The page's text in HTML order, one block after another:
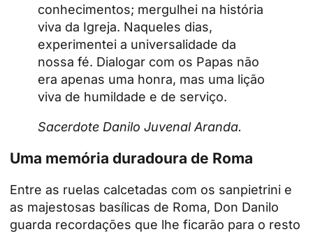
conhecimentos; mergulhei na história
viva da Igreja. Naqueles dias,
experimentei a universalidade da
nossa fé. Dialogar com os Papas não
era apenas uma honra, mas uma lição
viva de humildade e de serviço.
Sacerdote Danilo Juvenal Aranda.
Uma memória duradoura de Roma
Entre as ruelas calcetadas com os sanpietrini e
as majestosas basílicas de Roma, Don Danilo
guarda recordações que lhe ficarão para o resto